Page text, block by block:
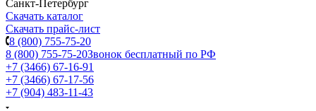
Санкт-Петербург
Скачать каталог
Скачать прайс-лист
8 (800) 755-75-20
8 (800) 755-75-20Звонок бесплатный по РФ
+7 (3466) 67-16-91
+7 (3466) 67-17-56
+7 (904) 483-11-43